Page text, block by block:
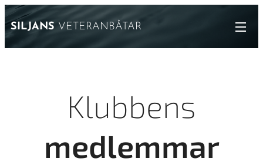
SILJANS VETERANBÅTAR
Klubbens
medlemmar